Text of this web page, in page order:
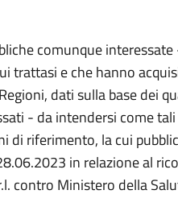
comunque
trattasi e che hanno
dati sulla base dei
- da intendersi come
di riferimento, la cui
in relazione al
contro Ministero della